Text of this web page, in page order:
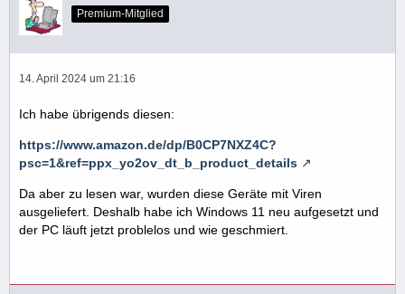
Premium-Mitglied
14. April 2024 um 21:16
Ich habe übrigends diesen:
https://www.amazon.de/dp/B0CP7NXZ4C?
psc=1&ref=ppx_yo2ov_dt_b_product_details
Da aber zu lesen war, wurden diese Geräte mit Viren
ausgeliefert. Deshalb habe ich Windows 11 neu aufgesetzt und
der PC läuft jetzt problelos und wie geschmiert.